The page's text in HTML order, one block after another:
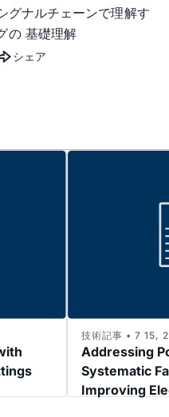
ナルチェーンで理解す
の 基礎理解
シェア
Addressing
Systematic
Improving
技術記事 • 7 15,